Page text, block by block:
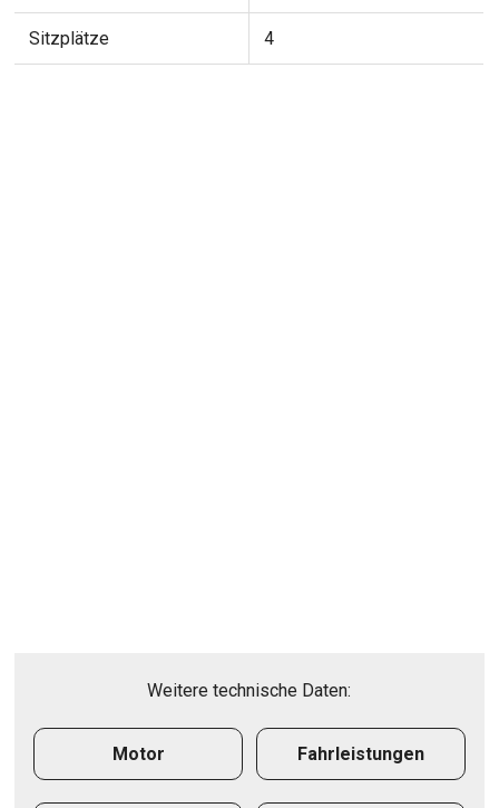
Sitzplätze 4
Weitere technische Daten:
Motor Fahrleistungen